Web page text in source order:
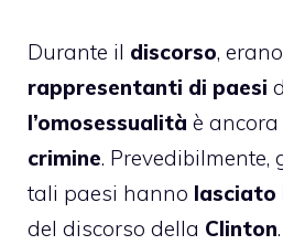
Durante il discorso,
rappresentanti di paesi
l’omosessualità è
crimine. Prevedibilmente,
tali paesi hanno lasciato
del discorso della Clinton.